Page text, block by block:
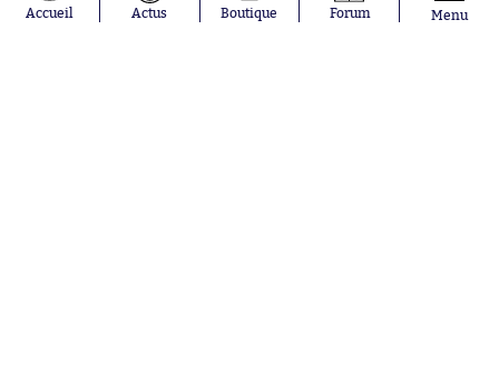
Niakhaté
RC Strasbourg
Accueil Actus Boutique Forum Menu